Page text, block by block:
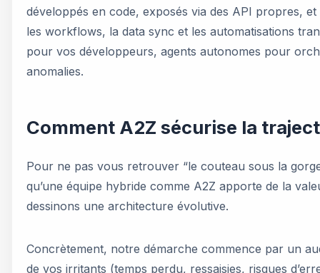
développés en code, exposés via des API propres,
les workflows, la data sync et les automatisations
pour vos développeurs, agents autonomes pour
anomalies.
Comment A2Z sécurise la
Pour ne pas vous retrouver “le couteau sous la
qu’une équipe hybride comme A2Z apporte de la
dessinons une architecture évolutive.
Concrètement, notre démarche commence par un
de vos irritants (temps perdu, ressaisies, risques